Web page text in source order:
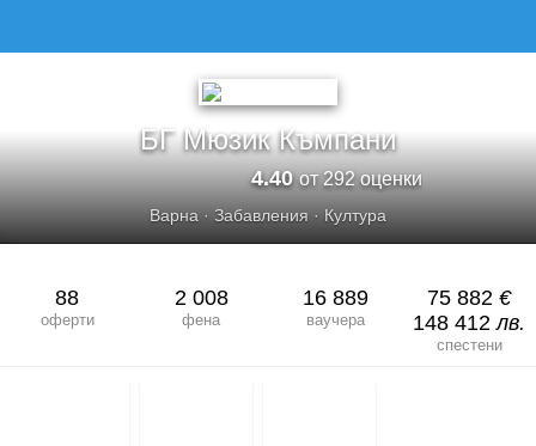
БГ Мюзик Къмпани
4.40от 292 оценки
Варна · Забавления · Култура
88
оферти
2 008
фена
16 889
ваучера
75 882 €
148 412лв.
спестени